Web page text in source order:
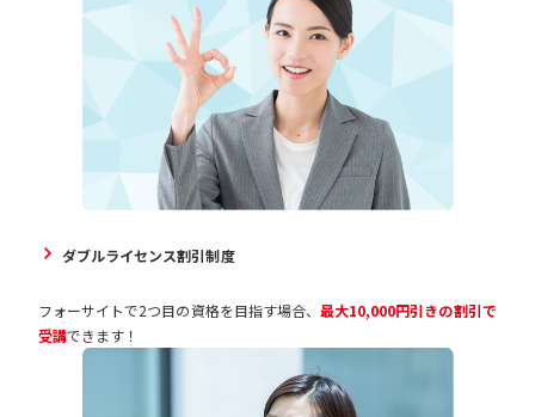
ダブルライセンス割引制度
フォーサイトで2つ目の資格を目指す場合、 最大10,000円引きの割引で
受講できます！